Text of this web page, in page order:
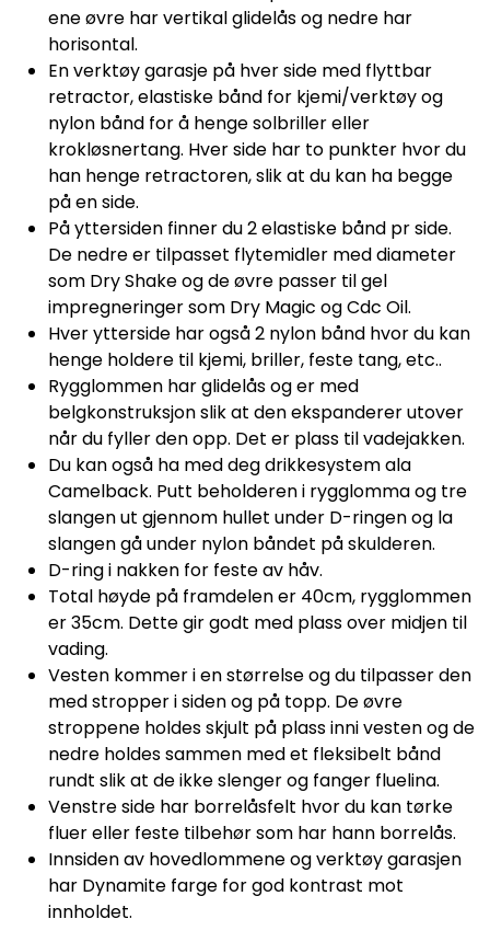
ene øvre har vertikal glidelås og nedre har
horisontal.
En verktøy garasje på hver side med flyttbar
retractor, elastiske bånd for kjemi/verktøy og
nylon bånd for å henge solbriller eller
krokløsnertang. Hver side har to punkter hvor du
han henge retractoren, slik at du kan ha begge
på en side.
På yttersiden finner du 2 elastiske bånd pr side.
De nedre er tilpasset flytemidler med diameter
som Dry Shake og de øvre passer til gel
impregneringer som Dry Magic og Cdc Oil.
Hver ytterside har også 2 nylon bånd hvor du kan
henge holdere til kjemi, briller, feste tang, etc..
Rygglommen har glidelås og er med
belgkonstruksjon slik at den ekspanderer utover
når du fyller den opp. Det er plass til vadejakken.
Du kan også ha med deg drikkesystem ala
Camelback. Putt beholderen i rygglomma og tre
slangen ut gjennom hullet under D-ringen og la
slangen gå under nylon båndet på skulderen.
D-ring i nakken for feste av håv.
Total høyde på framdelen er 40cm, rygglommen
er 35cm. Dette gir godt med plass over midjen til
vading.
Vesten kommer i en størrelse og du tilpasser den
med stropper i siden og på topp. De øvre
stroppene holdes skjult på plass inni vesten og de
nedre holdes sammen med et fleksibelt bånd
rundt slik at de ikke slenger og fanger fluelina.
Venstre side har borrelåsfelt hvor du kan tørke
fluer eller feste tilbehør som har hann borrelås.
Innsiden av hovedlommene og verktøy garasjen
har Dynamite farge for god kontrast mot
innholdet.